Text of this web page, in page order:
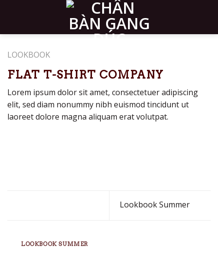
LOOKBOOK
FLAT T-SHIRT COMPANY
Lorem ipsum dolor sit amet, consectetuer adipiscing
elit, sed diam nonummy nibh euismod tincidunt ut
laoreet dolore magna aliquam erat volutpat.
Lookbook Summer
LOOKBOOK SUMMER